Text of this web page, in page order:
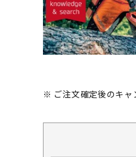
※ ご注文確定後のキャ